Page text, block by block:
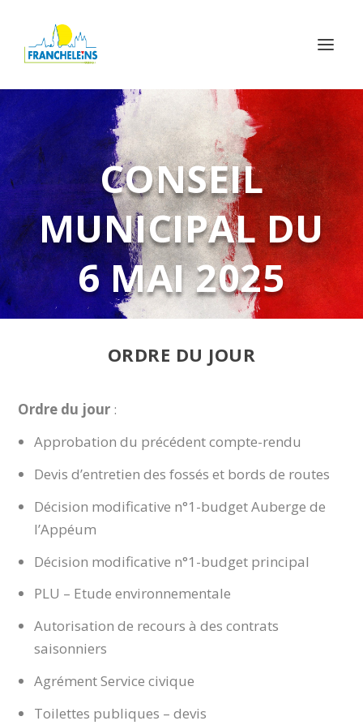
CONSEIL
MUNICIPAL DU
6 MAI 2025
ORDRE DU JOUR
Ordre du jour :
Approbation du précédent compte-rendu
Devis d’entretien des fossés et bords de routes
Décision modificative n°1-budget Auberge de
l’Appéum
Décision modificative n°1-budget principal
PLU – Etude environnementale
Autorisation de recours à des contrats
saisonniers
Agrément Service civique
Toilettes publiques – devis